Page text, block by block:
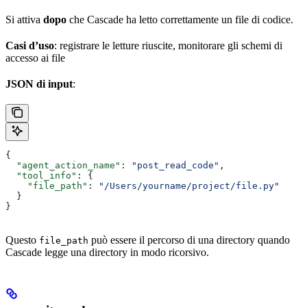
Si attiva dopo che Cascade ha letto correttamente un file di codice.
Casi d’uso: registrare le letture riuscite, monitorare gli schemi di
accesso ai file
JSON di input:
{
  "agent_action_name"
: "post_read_code" ,
  "tool_info"
: {
    "file_path"
:
"/Users/yourname/project/file.py"
  }
}
Questo file_path può essere il percorso di una directory quando
Cascade legge una directory in modo ricorsivo.